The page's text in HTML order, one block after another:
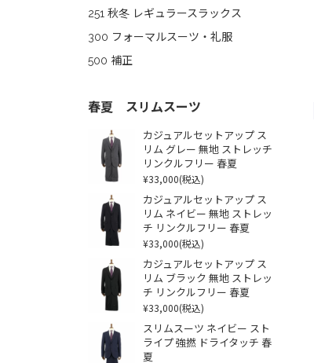
251 秋冬 レギュラースラックス
300 フォーマルスーツ・礼服
500 補正
春夏 スリムスーツ
カジュアルセットアップ ス
リム グレー 無地 ストレッチ
リンクルフリー 春夏
¥33,000(税込)
カジュアルセットアップ ス
リム ネイビー 無地 ストレッ
チ リンクルフリー 春夏
¥33,000(税込)
カジュアルセットアップ ス
リム ブラック 無地 ストレッ
チ リンクルフリー 春夏
¥33,000(税込)
スリムスーツ ネイビー スト
ライプ 強撚 ドライタッチ 春
夏